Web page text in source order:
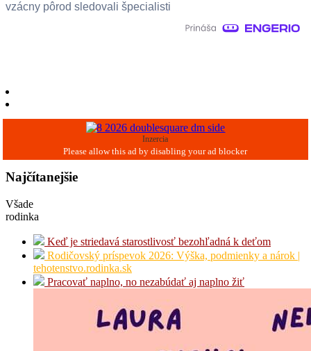
vzácny pôrod sledovali špecialisti
Inzercia
Najčítanejšie
Všade
rodinka
Keď je striedavá starostlivosť bezohľadná k deťom
Rodičovský príspevok 2026: Výška, podmienky a nárok |
tehotenstvo.rodinka.sk
Pracovať naplno, no nezabúdať aj naplno žiť